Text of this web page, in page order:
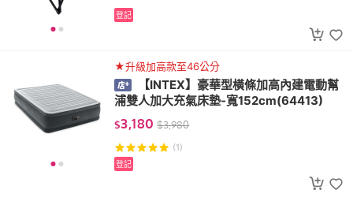
登記
★升級加高款至46公分
【INTEX】豪華型橫條加高內建電動幫
浦雙人加大充氣床墊-寬152cm(64413)
$3,180 $3,980
(1)
登記